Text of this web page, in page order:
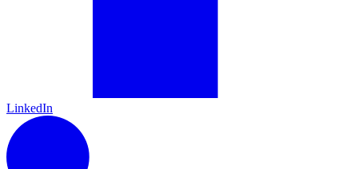
LinkedIn